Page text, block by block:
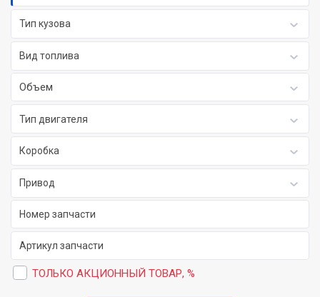
Тип кузова
Вид топлива
Объем
Тип двигателя
Коробка
Привод
ТОЛЬКО АКЦИОННЫЙ ТОВАР, %